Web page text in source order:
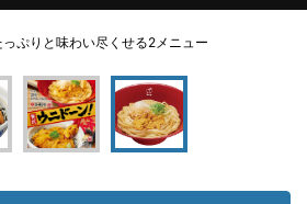
っぷりと味わい尽くせる2メニュー